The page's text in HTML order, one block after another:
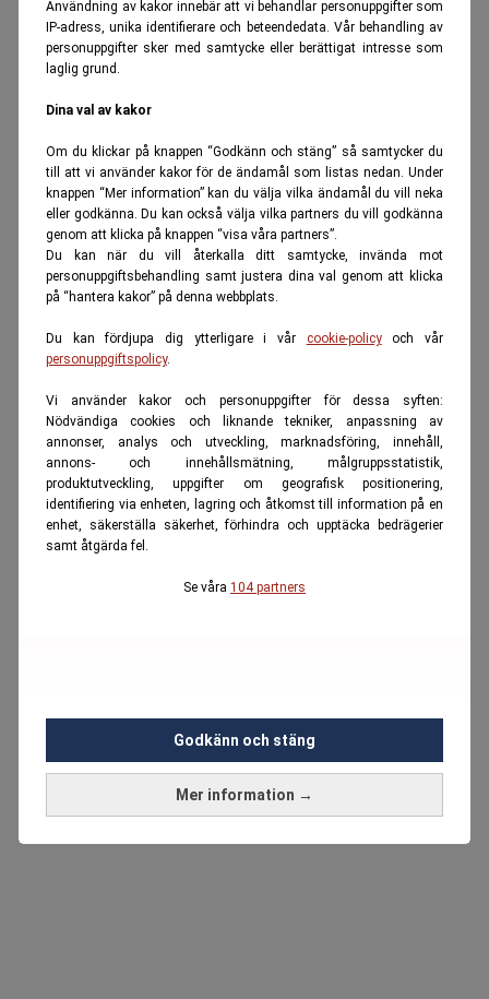
Användning av kakor innebär att vi behandlar personuppgifter som
IP-adress, unika identifierare och beteendedata. Vår behandling av
personuppgifter sker med samtycke eller berättigat intresse som
laglig grund.
Dina val av kakor
Om du klickar på knappen “Godkänn och stäng” så samtycker du
till att vi använder kakor för de ändamål som listas nedan. Under
knappen “Mer information” kan du välja vilka ändamål du vill neka
eller godkänna. Du kan också välja vilka partners du vill godkänna
genom att klicka på knappen “visa våra partners”.
Du kan när du vill återkalla ditt samtycke, invända mot
personuppgiftsbehandling samt justera dina val genom att klicka
på “hantera kakor” på denna webbplats.
Du kan fördjupa dig ytterligare i vår cookie-policyoch vår
personuppgiftspolicy.
Vi använder kakor och personuppgifter för dessa syften:
Nödvändiga cookies och liknande tekniker, anpassning av
annonser, analys och utveckling, marknadsföring, innehåll,
annons- och innehållsmätning, målgruppsstatistik,
produktutveckling, uppgifter om geografisk positionering,
identifiering via enheten, lagring och åtkomst till information på en
enhet, säkerställa säkerhet, förhindra och upptäcka bedrägerier
samt åtgärda fel.
Se våra 104 partners
Mer information →
Godkänn och stäng